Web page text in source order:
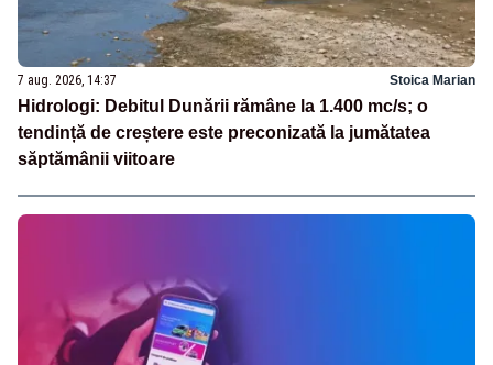
7 aug. 2026, 14:37 Stoica Marian
Hidrologi: Debitul Dunării rămâne la 1.400 mc/s; o
tendință de creștere este preconizată la jumătatea
săptămânii viitoare